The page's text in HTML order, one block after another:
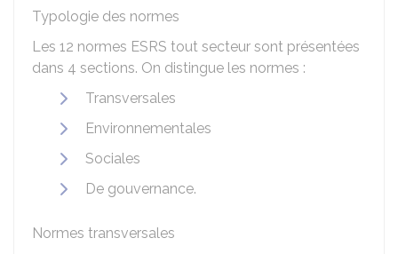
Typologie des normes
Les 12 normes ESRS tout secteur sont présentées
dans 4 sections. On distingue les normes :
Transversales
Environnementales
Sociales
De gouvernance.
Normes transversales